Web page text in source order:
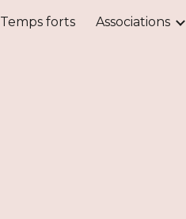
Temps forts Associations